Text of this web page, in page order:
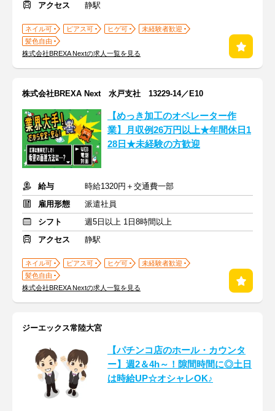
アクセス
静駅
ネイル可 ピアス可 ヒゲ可
未経験者歓迎
髪色自由
株式会社BREXA Nextの求人一覧を見る
株式会社BREXA Next 水戸支社 13229-14／E10
【めっき加工のオペレーター作
業】月収例26万円以上★年間休日1
28日★未経験の方歓迎
給与
時給1320円＋交通費一部
雇用形態
派遣社員
シフト
週5日以上 1日8時間以上
アクセス
静駅
ネイル可 ピアス可 ヒゲ可
未経験者歓迎
髪色自由
株式会社BREXA Nextの求人一覧を見る
ジーエックス常陸大宮
【パチンコ店のホール・カウンタ
ー】週2＆4h～！隙間時間に◎土日
は時給UP☆オシャレOK♪